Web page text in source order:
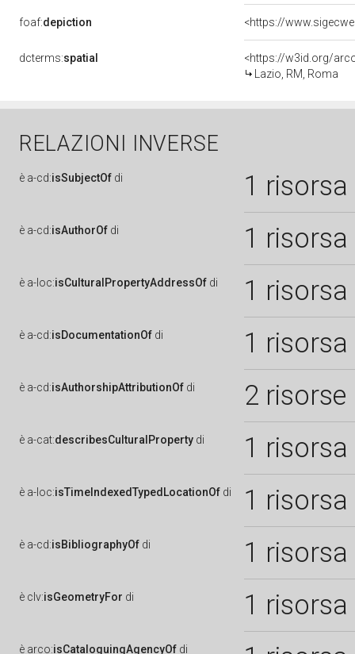
foaf:depiction
dcterms:spatial
<https://w3id.org/
Lazio, RM, Roma
RELAZIONI INVERSE
è a-cd:isSubjectOf di 1 risorsa
è a-cd:isAuthorOf di 1 risorsa
è a-loc:isCulturalPropertyAddressOf di 1 risorsa
è a-cd:isDocumentationOf di 1 risorsa
è a-cd:isAuthorshipAttributionOf di 2 risorse
è a-cat:describesCulturalProperty di 1 risorsa
è a-loc:isTimeIndexedTypedLocationOf di 1 risorsa
è a-cd:isBibliographyOf di 1 risorsa
è clv:isGeometryFor di 1 risorsa
è arco:isCataloguingAgencyOf di